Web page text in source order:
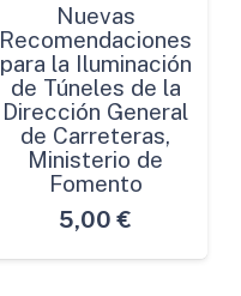
Nuevas
Recomendaciones
para la Iluminación
de Túneles de la
Dirección General
de Carreteras,
Ministerio de
Fomento
5,00 €